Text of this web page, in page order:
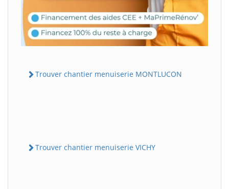
Trouver chantier menuiserie MONTLUCON
Trouver chantier menuiserie VICHY